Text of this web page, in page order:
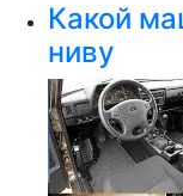
Какой
ниву